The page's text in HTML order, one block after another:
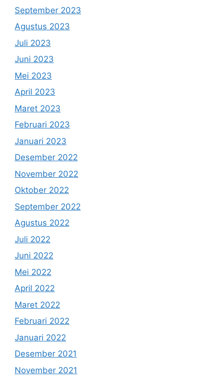
September 2023
Agustus 2023
Juli 2023
Juni 2023
Mei 2023
April 2023
Maret 2023
Februari 2023
Januari 2023
Desember 2022
November 2022
Oktober 2022
September 2022
Agustus 2022
Juli 2022
Juni 2022
Mei 2022
April 2022
Maret 2022
Februari 2022
Januari 2022
Desember 2021
November 2021